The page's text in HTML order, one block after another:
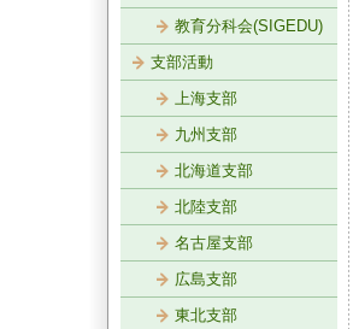
教育分科会(SIGEDU)
支部活動
上海支部
九州支部
北海道支部
北陸支部
名古屋支部
広島支部
東北支部